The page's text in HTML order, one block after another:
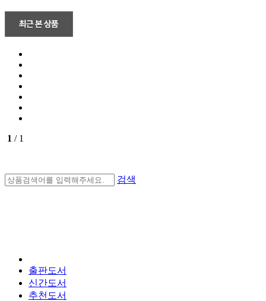
1 / 1
검색
출판도서
신간도서
추천도서